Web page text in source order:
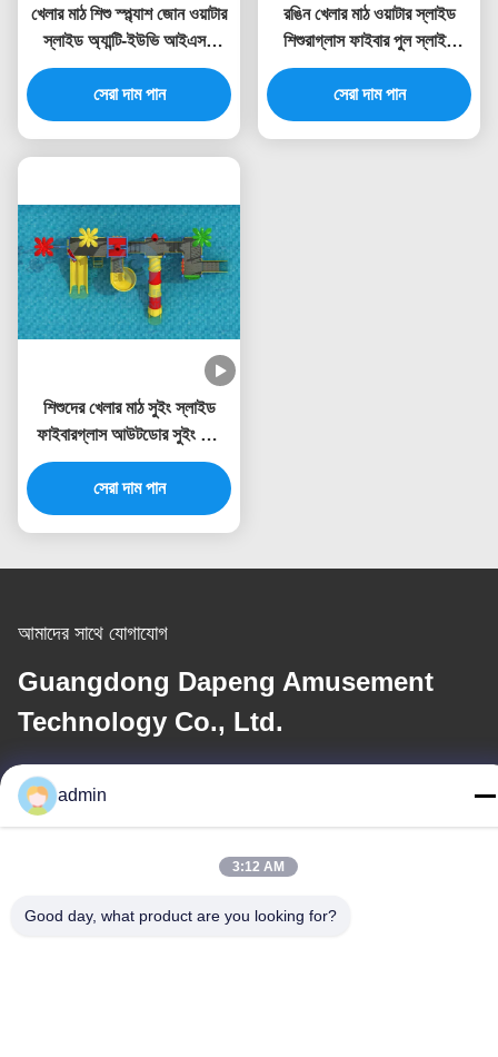
খেলার মাঠ শিশু স্প্ল্যাশ জোন ওয়াটার
স্লাইড অ্যান্টি-ইউভি আইএসও
টিইউভি রোএইচএস শংসাপত্র
সেরা দাম পান
রঙিন খেলার মাঠ ওয়াটার স্লাইড
শিশুরাগ্লাস ফাইবার পুল স্লাইড
RoHS অনুমোদিত
সেরা দাম পান
শিশুদের খেলার মাঠ সুইং স্লাইড
ফাইবারগ্লাস আউটডোর সুইং সেট
ওয়াটার স্লাইড
সেরা দাম পান
আমাদের সাথে যোগাযোগ
Guangdong Dapeng Amusement
Technology Co., Ltd.
ই-মেইল
Sales01@dpwaterpark.com
আমাদের ঠিকানা
admin
3:12 AM
Good day, what product are you looking for?